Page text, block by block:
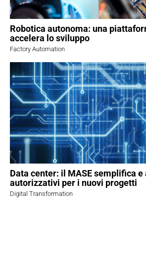
Robotica autonoma: una
accelera lo sviluppo
Factory Automation
Data center: il MASE semplifica
autorizzativi per i nuovi progetti
Digital Transformation